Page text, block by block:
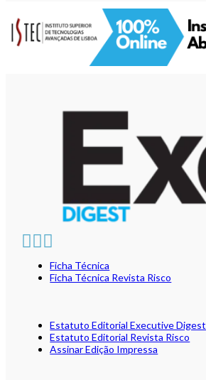
Ficha Técnica
Ficha Técnica Revista Risco
Estatuto Editorial Executive Digest
Estatuto Editorial Revista Risco
Assinar Edição Impressa